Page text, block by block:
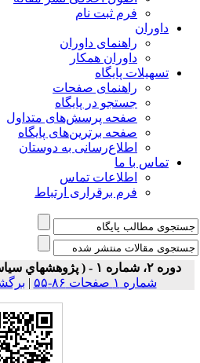
فرم ثبت نام
داوران
راهنمای داوران
داوران همکار
تسهیلات پایگاه
راهنمای صفحات
جستجو در پایگاه
صفحه پرسش‌های متداول
صفحه برترین‌های پایگاه
اطلاع‌رسانی به دوستان
تماس با ما
اطلاعات تماس
فرم برقراری ارتباط
دوره ۲، شماره ۱ - ( پژوهشهاي سياسي ۱۳۹۱ )
شماره ۱ صفحات ۸۶-۵۵
|